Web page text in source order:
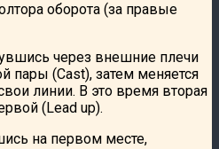
оборота (за правые
через внешние плечи
пары (Cast), затем меняется
линии. В это время вторая
(Lead up).
на первом месте,